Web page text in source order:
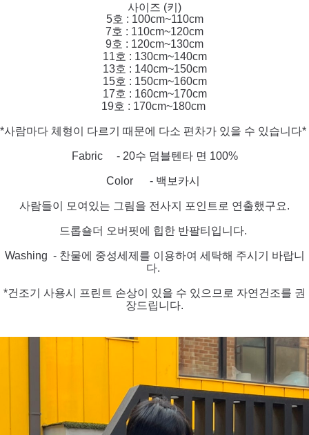
사이즈 (키)
5호 : 100cm~110cm
7호 : 110cm~120cm
9호 : 120cm~130cm
11호 : 130cm~140cm
13호 : 140cm~150cm
15호 : 150cm~160cm
17호 : 160cm~170cm
19호 : 170cm~180cm
*사람마다 체형이 다르기 때문에 다소 편차가 있을 수 있습니다*
Fabric - 20수 덤블텐타 면 100%
Color - 백보카시
사람들이 모여있는 그림을 전사지 포인트로 연출했구요.
드롭숄더 오버핏에 힙한 반팔티입니다.
Washing - 찬물에 중성세제를 이용하여 세탁해 주시기 바랍니
다.
*건조기 사용시 프린트 손상이 있을 수 있으므로 자연건조를 권
장드립니다.